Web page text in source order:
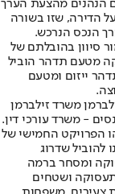
הנהנים מהצעת הערך
- אחריות מורחבת ל-10 שנים על הדירה, שזו בשורה
הנכס הנרכש.
סיוון בהובלתם של
מטעם תדהר הוביל
ייזום ומטעם
משרד זילברמן
- משרד עורכי דין.
הפרויקט החמישי של
להוביל שדרוג
ומסחר ברמה
ושטחים